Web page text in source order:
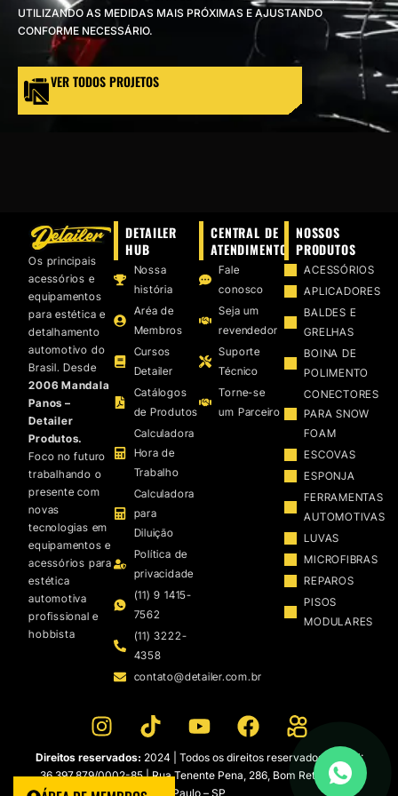
DE LED
DE FAROL
UTILIZANDO AS MEDIDAS MAIS PRÓXIMAS E AJUSTANDO
CONFORME NECESSÁRIO.
VER TODOS PROJETOS
Os principais
acessórios e
equipamentos
para estética e
detalhamento
automotivo do
Brasil. Desde
2006 Mandala
Panos –
Detailer
Produtos.
Foco no futuro
trabalhando o
presente com
novas
tecnologias em
equipamentos e
acessórios para
estética
automotiva
profissional e
hobbista
DETAILER
HUB
Nossa
história
Aréa de
Membros
Cursos
Detailer
Catálogos
de Produtos
Calculadora
Hora de
Trabalho
Calculadora
para
Diluição
Política de
privacidade
(11) 9 1415-
7562
(11) 3222-
4358
contato@detailer.com.br
CENTRAL DE
ATENDIMENTO
Fale
conosco
Seja um
revendedor
Suporte
Técnico
Torne-se
um Parceiro
NOSSOS
PRODUTOS
ACESSÓRIOS
APLICADORES
BALDES E
GRELHAS
BOINA DE
POLIMENTO
CONECTORES
PARA SNOW
FOAM
ESCOVAS
ESPONJA
FERRAMENTAS
AUTOMOTIVAS
LUVAS
MICROFIBRAS
REPAROS
PISOS
MODULARES
Direitos reservados: 2024 | Todos os direitos reservados | CNPJ:
36.397.879/0002-85 | Rua Tenente Pena, 286, Bom Retiro – São
Paulo – SP